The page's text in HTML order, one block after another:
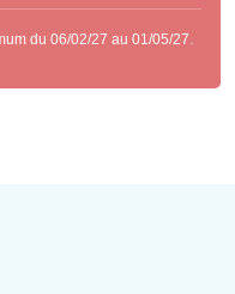
du 06/02/27 au 01/05/27.